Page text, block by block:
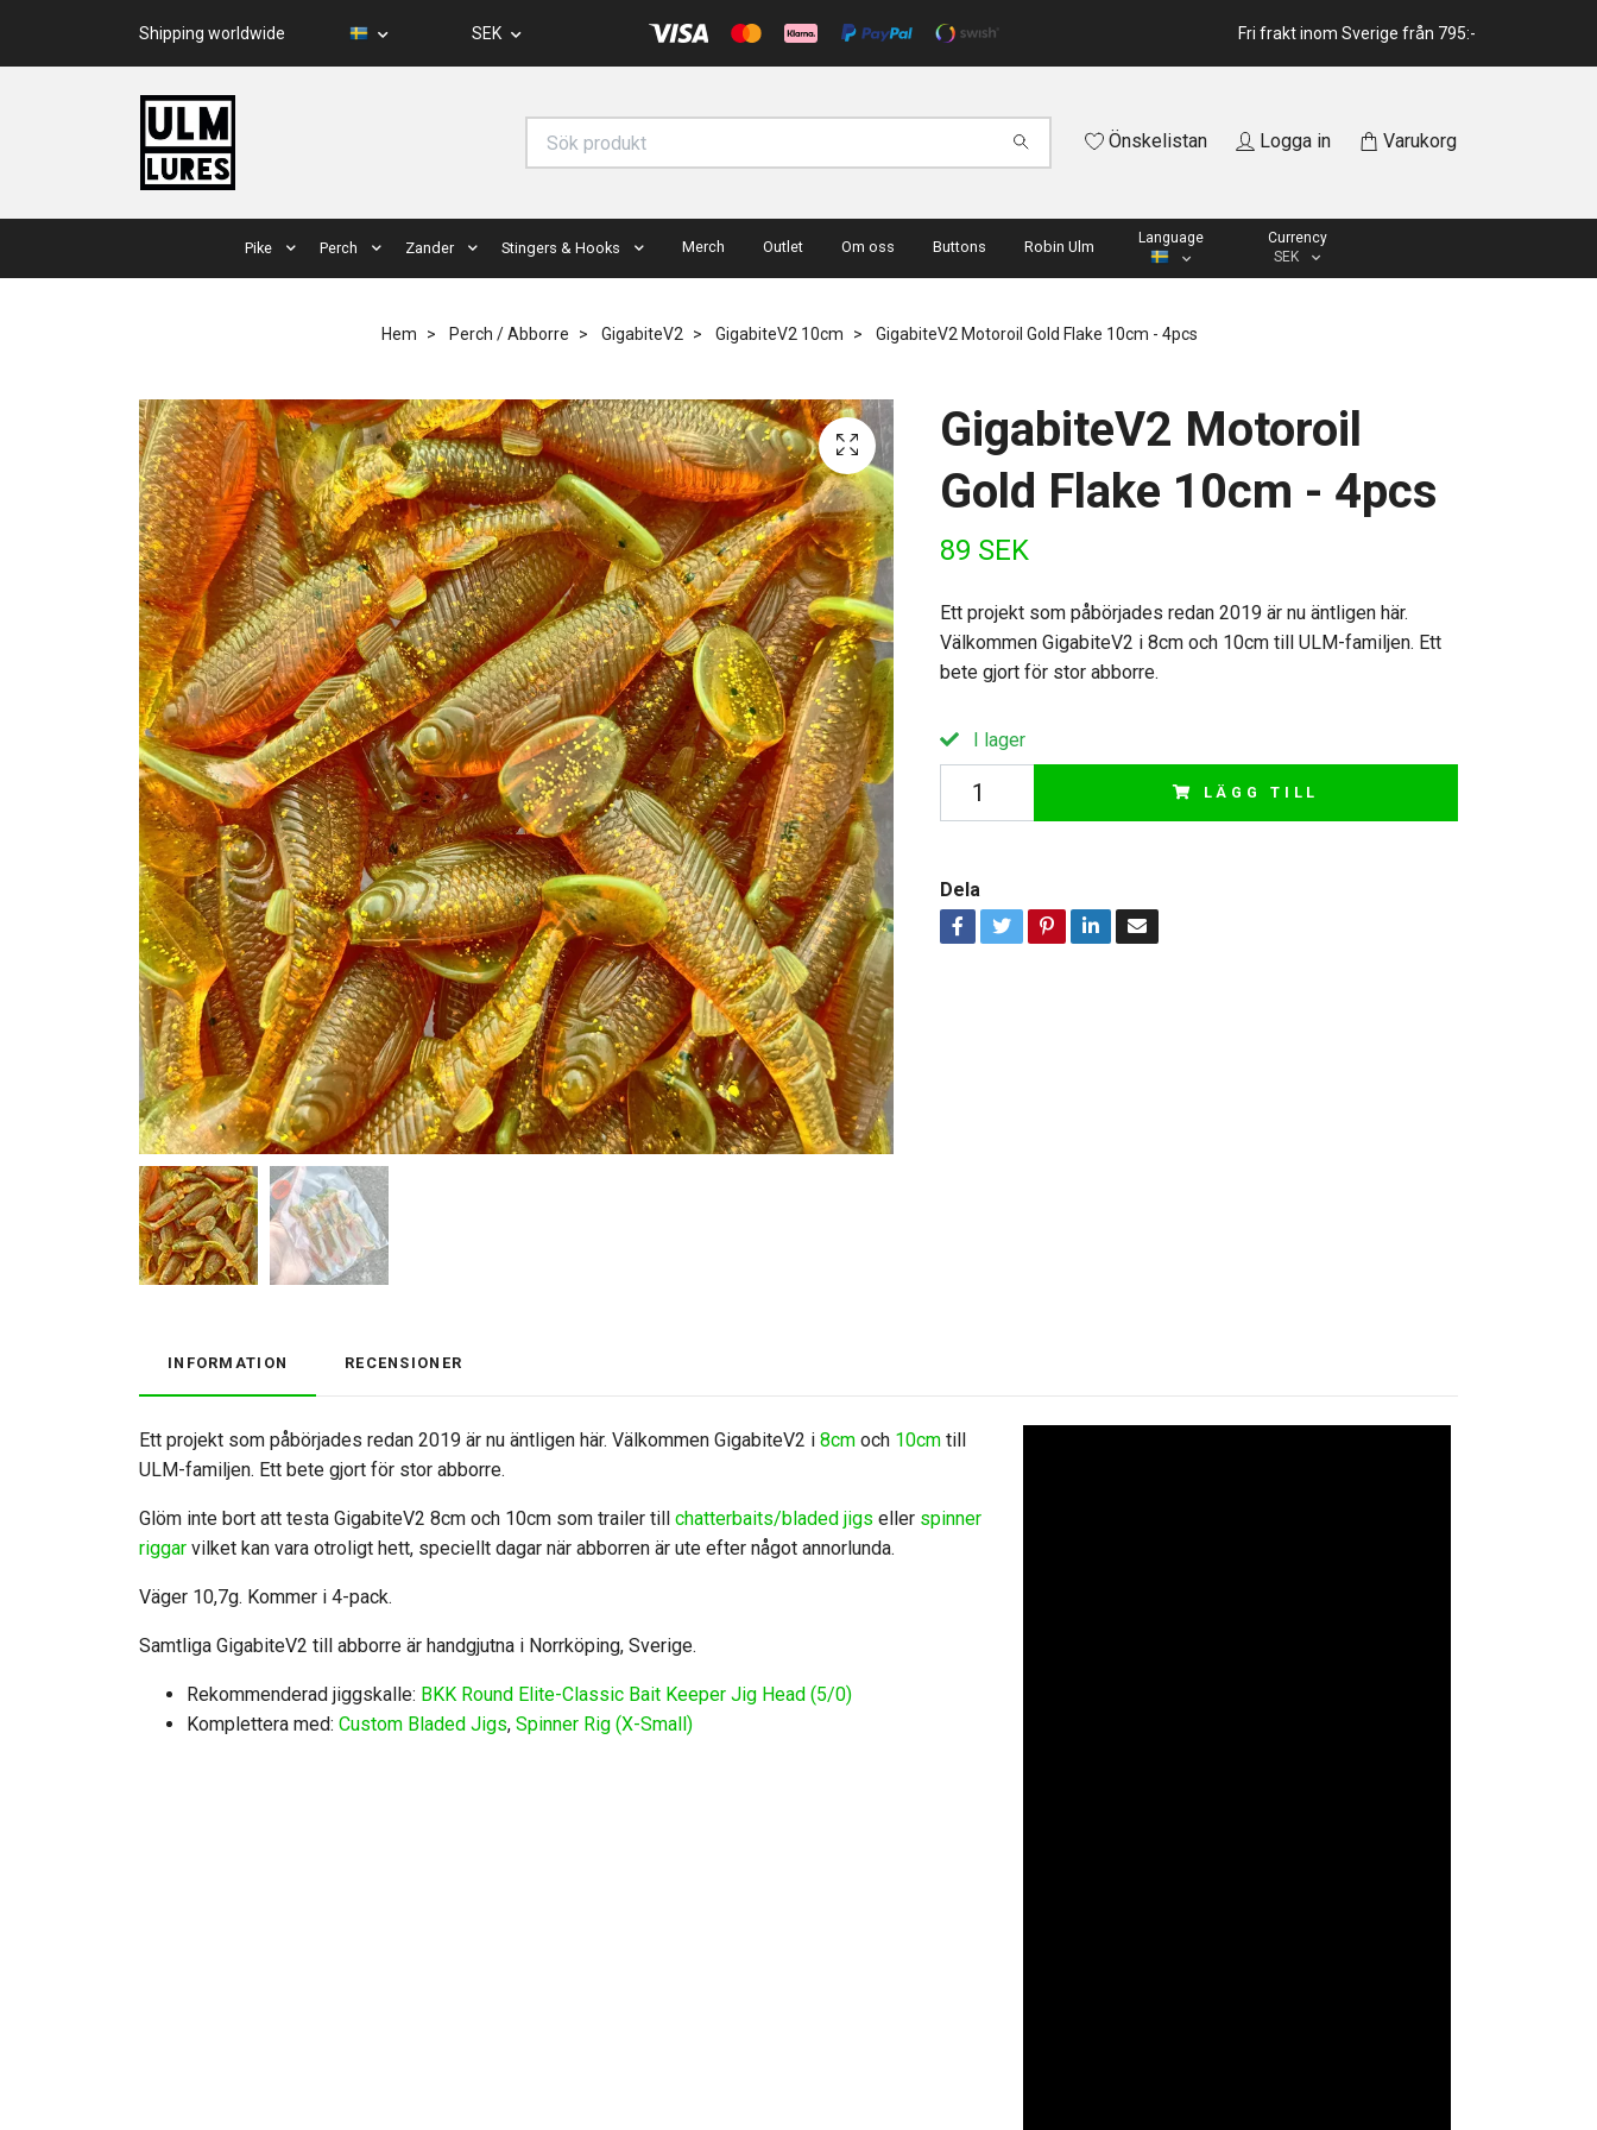
Shipping worldwide SEK Fri frakt inom Sverige från 795:-
Önskelistan Logga in Varukorg
Pike Perch Zander Stingers & Hooks Merch Outlet Om oss Buttons Robin Ulm Language
Currency
SEK
Hem Perch / Abborre GigabiteV2 GigabiteV2 10cm GigabiteV2 Motoroil Gold Flake 10cm - 4pcs
GigabiteV2 Motoroil
Gold Flake 10cm - 4pcs
89 SEK
Ett projekt som påbörjades redan 2019 är nu äntligen här.
Välkommen GigabiteV2 i 8cm och 10cm till ULM-familjen. Ett
bete gjort för stor abborre.
I lager
LÄGG TILL
Dela
INFORMATION RECENSIONER
Ett projekt som påbörjades redan 2019 är nu äntligen här. Välkommen GigabiteV2 i 8cm och 10cm till
ULM-familjen. Ett bete gjort för stor abborre.
Glöm inte bort att testa GigabiteV2 8cm och 10cm som trailer till chatterbaits/bladed jigs eller spinner
riggar vilket kan vara otroligt hett, speciellt dagar när abborren är ute efter något annorlunda.
Väger 10,7g. Kommer i 4-pack.
Samtliga GigabiteV2 till abborre är handgjutna i Norrköping, Sverige.
Rekommenderad jiggskalle: BKK Round Elite-Classic Bait Keeper Jig Head (5/0)
Komplettera med: Custom Bladed Jigs, Spinner Rig (X-Small)